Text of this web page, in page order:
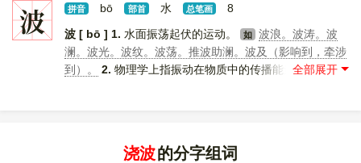
波 拼音 bō 部首 水 总笔画
8
波 [ bō ] 1. 水面振荡起伏的运动。 如
波浪。波涛。波
澜。波光。波纹。波荡。推波助澜。波及（影响到，牵涉
到）。
2. 物理学上指振动在物质中的传播能量递进的一
浇波的分字组词